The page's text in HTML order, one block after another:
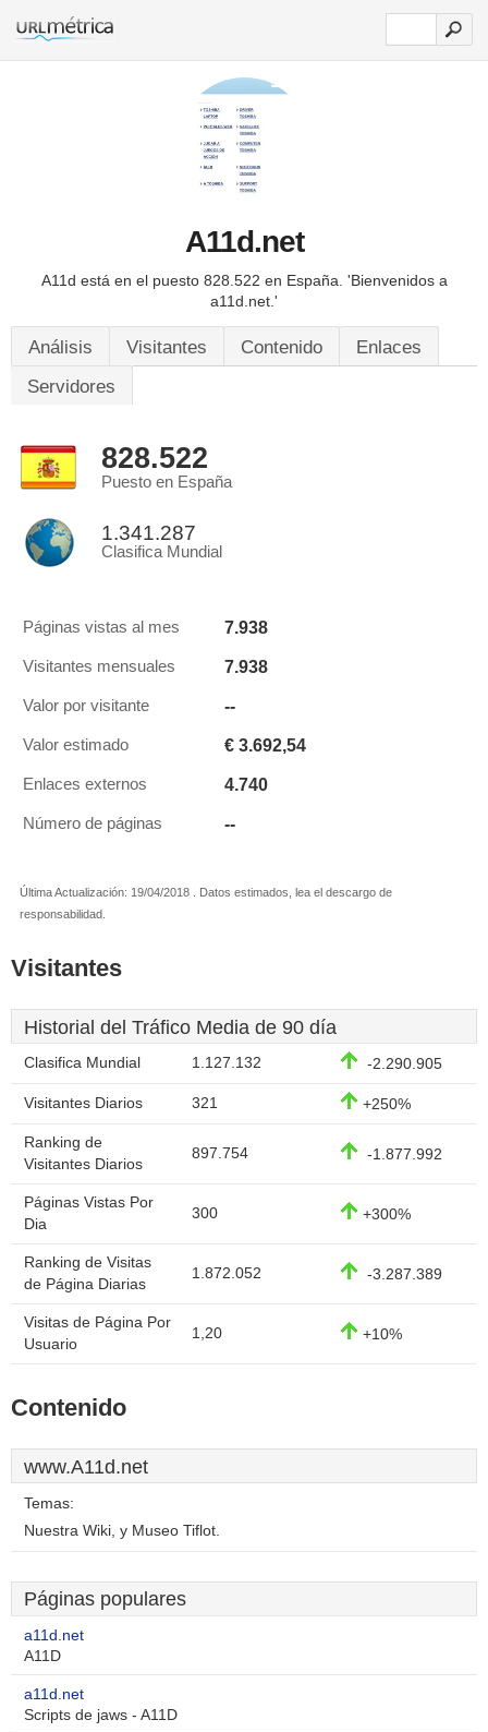
A11d.net
A11d está en el puesto 828.522 en España. 'Bienvenidos a
a11d.net.'
Análisis Visitantes Contenido
Enlaces
Servidores
828.522
Puesto en España
1.341.287
Clasifica Mundial
Páginas vistas al mes 7.938
Visitantes mensuales 7.938
Valor por visitante --
Valor estimado € 3.692,54
Enlaces externos 4.740
Número de páginas --
Última Actualización: 19/04/2018 . Datos estimados, lea el descargo de
responsabilidad.
Visitantes
Historial del Tráfico Media de 90 día
Clasifica Mundial 1.127.132 -2.290.905
Visitantes Diarios 321 +250%
Ranking de
Visitantes Diarios
897.754 -1.877.992
Páginas Vistas Por
Dia
300 +300%
Ranking de Visitas
de Página Diarias
1.872.052 -3.287.389
Visitas de Página Por
Usuario
1,20 +10%
Contenido
www.A11d.net
Temas:
Nuestra Wiki, y Museo Tiflot.
Páginas populares
a11d.net
A11D
a11d.net
Scripts de jaws - A11D